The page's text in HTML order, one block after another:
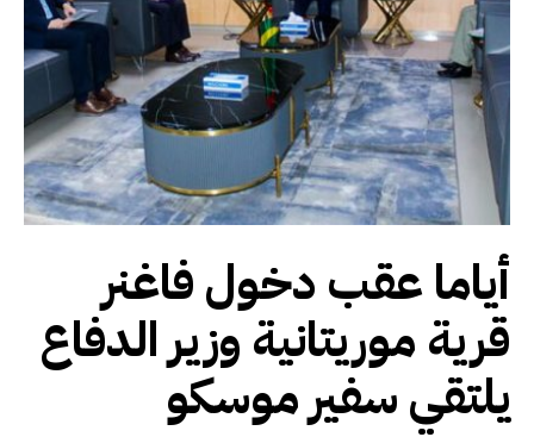
أياما عقب دخول فاغنر
قرية موريتانية وزير الدفاع
يلتقي سفير موسكو